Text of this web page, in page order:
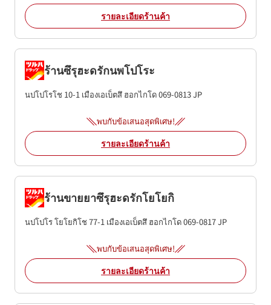
รายละเอียดร้านค้า
ร้านซึรุฮะดรักนพโปโระ
นปโปโรโช 10-1 เมืองเอเบ็ตสึ ฮอกไกโด069-0813JP
พบกับข้อเสนอสุดพิเศษ!
รายละเอียดร้านค้า
ร้านขายยาซึรุฮะดรักโยโยกิ
นปโปโร โยโยกิโช 77-1 เมืองเอเบ็ตสึ ฮอกไกโด069-0817JP
พบกับข้อเสนอสุดพิเศษ!
รายละเอียดร้านค้า